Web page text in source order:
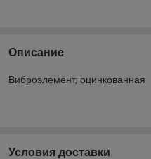
Описание
Виброэлемент, оцинкованная
Условия доставки